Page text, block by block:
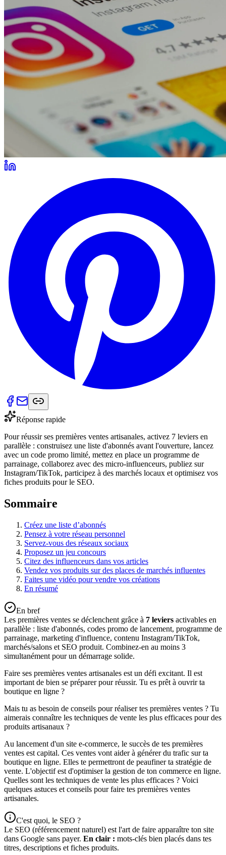
Réponse rapide
Pour réussir ses premières ventes artisanales, activez 7 leviers en
parallèle : construisez une liste d'abonnés avant l'ouverture, lancez
avec un code promo limité, mettez en place un programme de
parrainage, collaborez avec des micro-influenceurs, publiez sur
Instagram/TikTok, participez à des marchés locaux et optimisez vos
fiches produits pour le SEO.
Sommaire
Créez une liste d’abonnés
Pensez à votre réseau personnel
Servez-vous des réseaux sociaux
Proposez un jeu concours
Citez des influenceurs dans vos articles
Vendez vos produits sur des places de marchés influentes
Faites une vidéo pour vendre vos créations
En résumé
En bref
Les premières ventes se déclenchent grâce à 7 leviers activables en
parallèle : liste d'abonnés, codes promo de lancement, programme de
parrainage, marketing d'influence, contenu Instagram/TikTok,
marchés/salons et SEO produit. Combinez-en au moins 3
simultanément pour un démarrage solide.
Faire ses premières ventes artisanales est un défi excitant. Il est
important de bien se préparer pour réussir. Tu es prêt à ouvrir ta
boutique en ligne ?
Mais tu as besoin de conseils pour réaliser tes premières ventes ? Tu
aimerais connaître les techniques de vente les plus efficaces pour des
produits artisanaux ?
Au lancement d'un site e-commerce, le succès de tes premières
ventes est capital. Ces ventes vont aider à générer du trafic sur ta
boutique en ligne. Elles te permettront de peaufiner ta stratégie de
vente. L'objectif est d'optimiser la gestion de ton commerce en ligne.
Quelles sont les techniques de vente les plus efficaces ? Voici
quelques astuces et conseils pour faire tes premières ventes
artisanales.
C'est quoi, le SEO ?
Le SEO (référencement naturel) est l'art de faire apparaître ton site
dans Google sans payer. En clair : mots-clés bien placés dans tes
titres, descriptions et fiches produits.